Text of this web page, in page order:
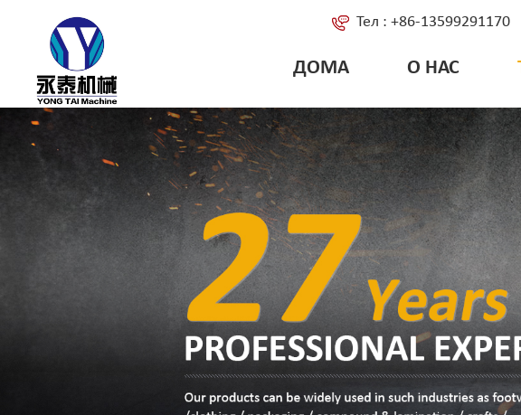
Тел : +86-13599291170
ДОМА О НАС